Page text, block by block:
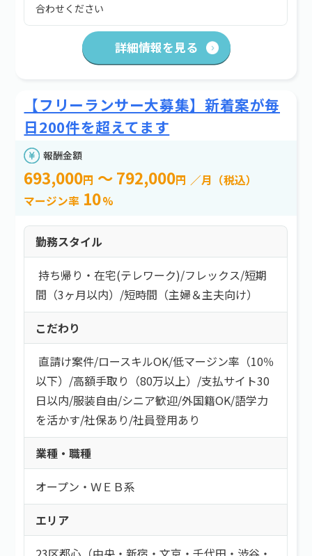
合わせください
詳細情報を見る
【フリーランサー大募集】新着案が毎
日200件を超えてます
報酬金額
693,000円 ～ 792,000円 ／月（税込）
マージン率 10%
勤務スタイル
持ち帰り・在宅(テレワーク)/フレックス/短期
間（3ヶ月以内） /短時間（主婦＆主夫向け）
こだわり
直請け案件/ロースキルOK/低マージン率（10％
以下） /高額手取り（80万以上） /支払サイト30
日以内/服装自由/シニア歓迎/外国籍OK/語学力
を活かす/社保あり/社員登用あり
業種・職種
オープン・ＷＥＢ系
エリア